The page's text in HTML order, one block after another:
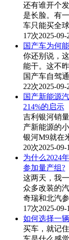
还有谁开个
是长脸。有
车只能买全
17次2025-09-
国产车为何
你还别说，
能干。这不
国产车自驾
22次2025-09-
国产新能源
214%的启示
吉利银河销
产新能源的
银河M9就在
20次2025-09-
为什么2024
参加量产组?
这两天，我
众多改装的
奇瑞和北汽
17次2025-09-
如何选择一
买车，就记